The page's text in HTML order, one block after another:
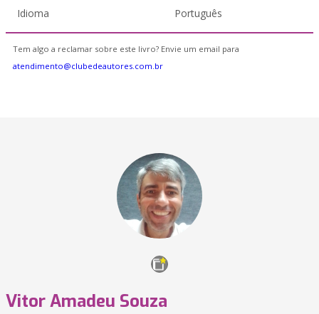
Idioma Português
Tem algo a reclamar sobre este livro? Envie um email para
atendimento@clubedeautores.com.br
Vitor Amadeu Souza